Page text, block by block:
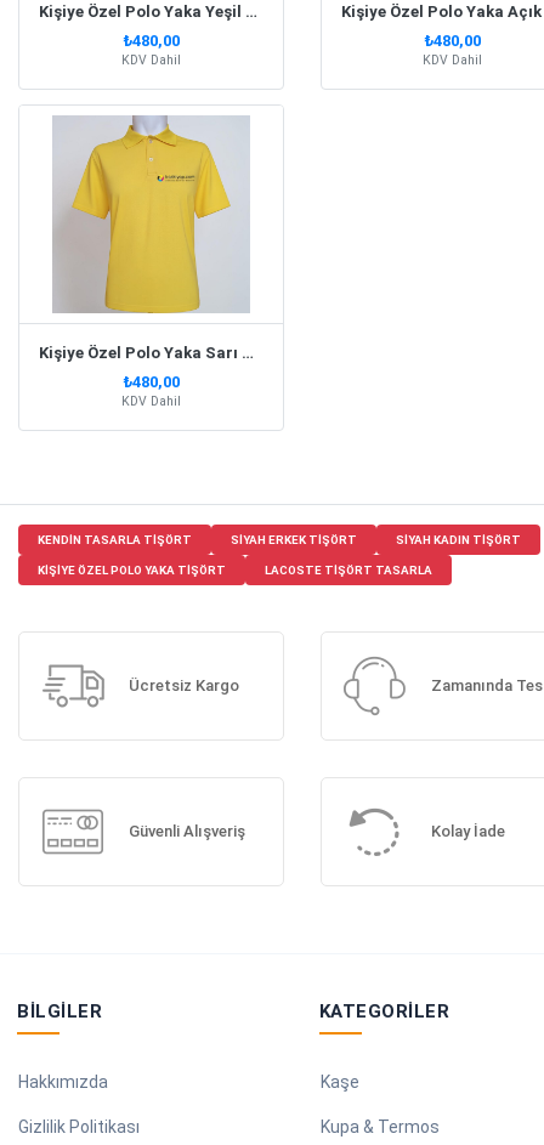
Kişiye Özel Polo Yaka Yeşil Tişört
₺480,00
KDV Dahil
₺480,00
KDV Dahil
Kişiye Özel Polo Yaka Sarı Tişört
₺480,00
KDV Dahil
KENDIN TASARLA TIŞÖRT SIYAH ERKEK TIŞÖRT SIYAH KADIN TIŞÖRT
KIŞIYE ÖZEL POLO YAKA TIŞÖRT LACOSTE TIŞÖRT TASARLA
Ücretsiz Kargo Zamanında
Güvenli Alışveriş Kolay İade
BILGILER
Hakkımızda
Gizlilik Politikası
KATEGORILER
Kaşe
Kupa & Termos